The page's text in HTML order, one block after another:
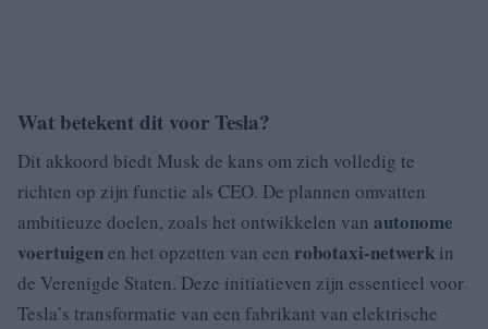
Wat betekent dit voor Tesla?
Dit akkoord biedt Musk de kans om zich volledig te
richten op zijn functie als CEO. De plannen omvatten
ambitieuze doelen, zoals het ontwikkelen van autonome
voertuigenen het opzetten van een robotaxi-netwerk in
de Verenigde Staten. Deze initiatieven zijn essentieel voor
Tesla’s transformatie van een fabrikant van elektrische